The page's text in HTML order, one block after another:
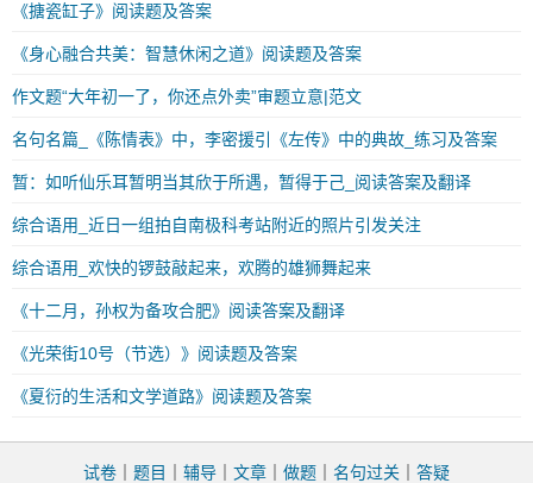
《搪瓷缸子》阅读题及答案
《身心融合共美：智慧休闲之道》阅读题及答案
作文题“大年初一了，你还点外卖”审题立意|范文
名句名篇_《陈情表》中，李密援引《左传》中的典故_练习及答案
暂：如听仙乐耳暂明当其欣于所遇，暂得于己_阅读答案及翻译
综合语用_近日一组拍自南极科考站附近的照片引发关注
综合语用_欢快的锣鼓敲起来，欢腾的雄狮舞起来
《十二月，孙权为备攻合肥》阅读答案及翻译
《光荣街10号（节选）》阅读题及答案
《夏衍的生活和文学道路》阅读题及答案
试卷 题目 辅导 文章 做题 名句过关 答疑